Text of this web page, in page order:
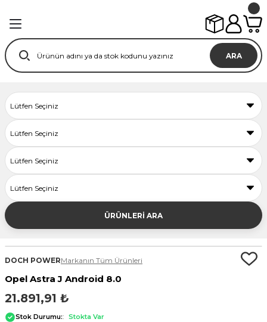
ARA
ÜRÜNLERİ ARA
DOCH POWERMarkanın Tüm Ürünleri
Opel Astra J Android 8.0
21.891,91 ₺
Stok Durumu: Stokta Var